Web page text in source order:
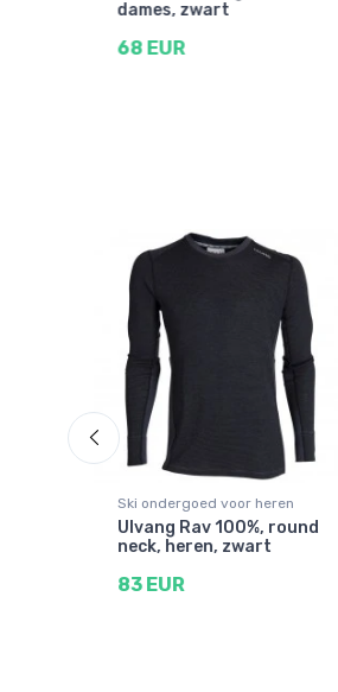
dames, zwart
68 EUR
Ski ondergoed voor heren
Ulvang Rav 100%, round
neck, heren, zwart
83 EUR